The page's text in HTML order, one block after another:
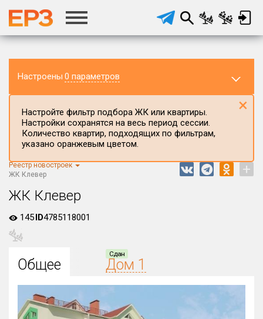
Настроены 0 параметров
Регион ЖК
Все
Район в городе
Настройте фильтр подбора ЖК или квартиры.
Настройки сохранятся на весь период сессии.
Количество квартир, подходящих по фильтрам,
указано оранжевым цветом.
×
Реестр новостроек
ЖК Клевер
+
ЖК Клевер
145ID4785118001
Общее
Сдан
Дом 1